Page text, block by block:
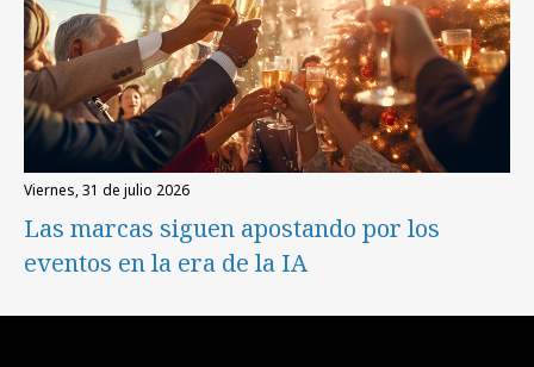
viernes, 31 de julio 2026
Las marcas siguen apostando por los
eventos en la era de la IA